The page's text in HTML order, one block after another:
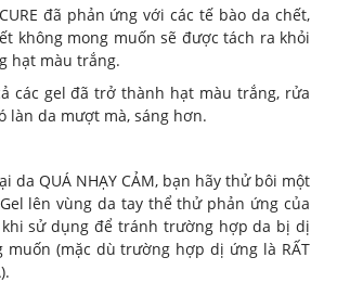
đã phản ứng với các tế bào da chết,
không mong muốn sẽ được tách ra khỏi
hạt màu trắng.
các gel đã trở thành hạt màu trắng, rửa
làn da mượt mà, sáng hơn.
da QUÁ NHẠY CẢM, bạn hãy thử bôi một
lên vùng da tay thể thử phản ứng của
sử dụng để tránh trường hợp da bị dị
muốn (mặc dù trường hợp dị ứng là RẤT